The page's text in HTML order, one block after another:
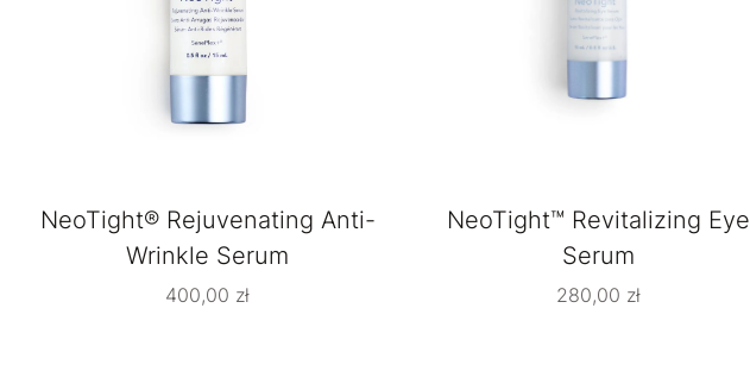
NeoTight® Rejuvenating Anti-
Wrinkle Serum
400,00 zł
NeoTight™ Revitalizing Eye
Serum
280,00 zł